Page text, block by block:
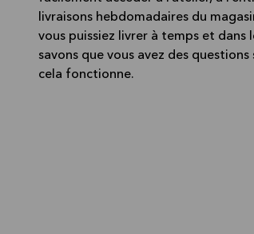
livraisons hebdomadaires du
vous puissiez livrer à temps et dans
savons que vous avez des
cela fonctionne.